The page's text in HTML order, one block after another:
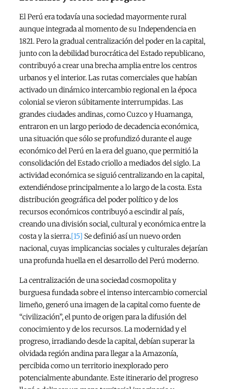
El Perú era todavía una sociedad mayormente rural
aunque integrada al momento de su Independencia en
1821. Pero la gradual centralización del poder en la capital,
junto con la debilidad burocrática del Estado republicano,
contribuyó a crear una brecha amplia entre los centros
urbanos y el interior. Las rutas comerciales que habían
activado un dinámico intercambio regional en la época
colonial se vieron súbitamente interrumpidas. Las
grandes ciudades andinas, como Cuzco y Huamanga,
entraron en un largo periodo de decadencia económica,
una situación que sólo se profundizó durante el auge
económico del Perú en la era del guano, que permitió la
consolidación del Estado criollo a mediados del siglo. La
actividad económica se siguió centralizando en la capital,
extendiéndose principalmente a lo largo de la costa. Esta
distribución geográfica del poder político y de los
recursos económicos contribuyó a escindir al país,
creando una división social, cultural y económica entre la
costa y la sierra.[15] Se definió así un nuevo orden
nacional, cuyas implicancias sociales y culturales dejarían
una profunda huella en el desarrollo del Perú moderno.
La centralización de una sociedad cosmopolita y
burguesa fundada sobre el intenso intercambio comercial
limeño, generó una imagen de la capital como fuente de
“civilización”, el punto de origen para la difusión del
conocimiento y de los recursos. La modernidad y el
progreso, irradiando desde la capital, debían superar la
olvidada región andina para llegar a la Amazonía,
percibida como un territorio inexplorado pero
potencialmente abundante. Este itinerario del progreso